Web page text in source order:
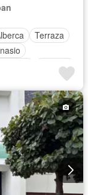
Terraza
Internet
de vigilancia